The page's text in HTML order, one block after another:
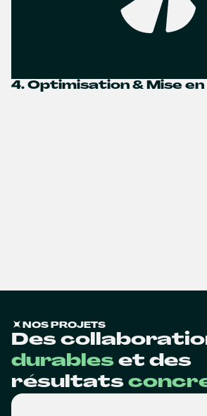
4. Optimisation & Mise en
NOS PROJETS
Des
durables et des
résultats